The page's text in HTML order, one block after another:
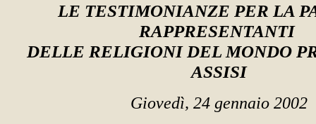
LE TESTIMONIANZE PER LA
RAPPRESENTANTI
DELLE RELIGIONI DEL MONDO
ASSISI
Giovedì, 24 gennaio 2002